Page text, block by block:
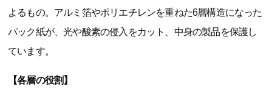
よるもの。アルミ箔やポリエチレンを重ねた6層構造になった
パック紙が、光や酸素の侵入をカット、中身の製品を保護し
ています。
【各層の役割】